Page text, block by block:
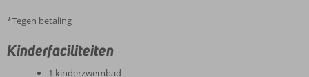
*Tegen betaling
Kinderfaciliteiten
1 kinderzwembad